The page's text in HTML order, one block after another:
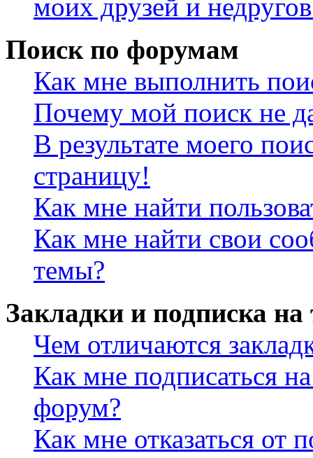
моих друзей и
Поиск по форумам
Как мне выполнить
Почему мой поиск не
В результате моего
страницу!
Как мне найти
Как мне найти свои
темы?
Закладки и подписка
Чем отличаются
Как мне подписаться
форум?
Как мне отказаться от